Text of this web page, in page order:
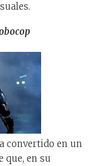
convertido en un
que, en su